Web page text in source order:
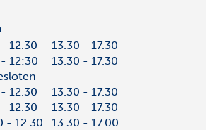
12.30
13.30 - 17.30
12:30
13.30 - 17.30
12.30
13.30 - 17.30
12.30
13.30 - 17.30
- 12.30
13.30 - 17.00